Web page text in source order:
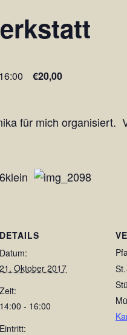
16:00 €20,00
für mich organisiert.
DETAILS
Datum:
21. Oktober 2017
Zeit:
14:00 - 16:00
Eintritt: